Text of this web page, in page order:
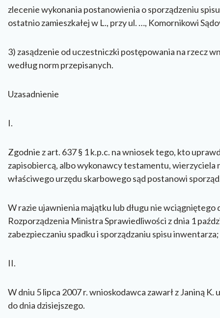
zlecenie wykonania postanowienia o sporządzeniu
ostatnio zamieszkałej w L., przy ul. …, Komornikowi
3) zasądzenie od uczestniczki postępowania na rzecz
według norm przepisanych.
Uzasadnienie
I.
Zgodnie z art. 637 § 1 k.p.c. na wniosek tego, kto
zapisobiercą, albo wykonawcy testamentu,
właściwego urzędu skarbowego sąd postanowi
W razie ujawnienia majątku lub długu nie
Rozporządzenia Ministra Sprawiedliwości z dnia 1
zabezpieczaniu spadku i sporządzaniu spisu
II.
W dniu 5 lipca 2007 r. wnioskodawca zawarł z Janiną
do dnia dzisiejszego.